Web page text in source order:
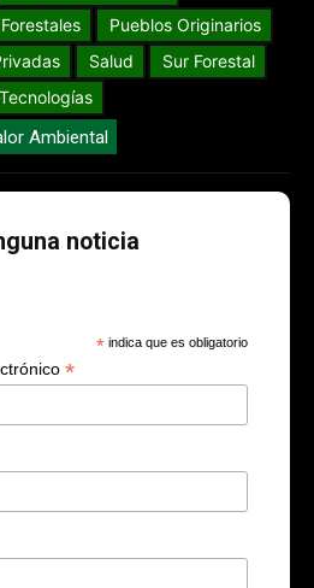
Pueblos Originarios
Salud
Sur Forestal
Tecnologías
Ambiental
noticia
* indica que es obligatorio
*